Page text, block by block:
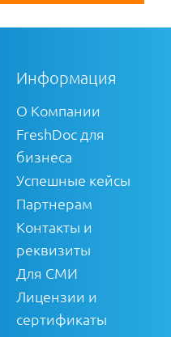
Информация
О Компании
FreshDoc для
бизнеса
Успешные кейсы
Партнерам
Контакты и
реквизиты
Для СМИ
Лицензии и
сертификаты